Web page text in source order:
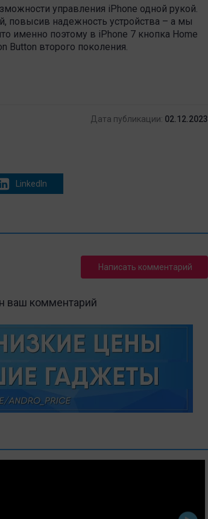
управления iPhone одной рукой.
повысив надежность устройства – а мы
именно поэтому в iPhone 7 кнопка Home
Button второго поколения.
Дата публикации: 02.12.2023
LinkedIn
Написать комментарий
ваш комментарий